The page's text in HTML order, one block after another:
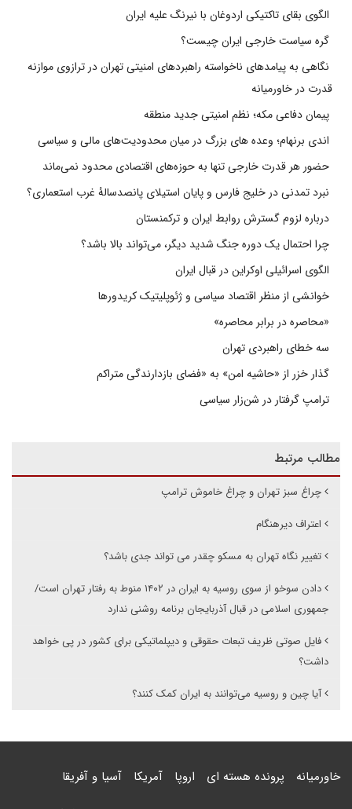
الگوی بقای تاکتیکی اردوغان با نیرنگ علیه ایران
گره سیاست خارجی ایران چیست؟
نگاهی به پیامدهای ناخواسته راهبردهای امنیتی تهران در ترازوی موازنه
قدرت در خاورمیانه
پیمان دفاعی مکه؛ نظم امنیتی جدید منطقه
اندی برنهام؛ وعده های بزرگ در میان محدودیت‌های مالی و سیاسی
حضور هر قدرت خارجی تنها به حوزه‌های اقتصادی محدود نمی‌ماند
نبرد تمدنی در خلیج فارس و پایان استیلای پانصدسالۀ غرب استعماری؟
درباره لزوم گسترش روابط ایران و ترکمنستان
چرا احتمال یک دوره جنگ شدید دیگر، می‌تواند بالا باشد؟
الگوی اسرائیلی اوکراین در قبال ایران
خوانشی از منظر اقتصاد سیاسی و ژئوپلیتیک کریدورها
«محاصره در برابر محاصره»
سه خطای راهبردی تهران
گذار خزر از «حاشیه امن» به «فضای بازدارندگی متراکم
ترامپ گرفتار در شن‌زار سیاسی
مطالب مرتبط
چراغ سبز تهران و چراغ خاموش ترامپ
اعتراف دیرهنگام
تغییر نگاه تهران به مسکو چقدر می تواند جدی باشد؟
دادن سوخو از سوی روسیه به ایران در ۱۴۰۲ منوط به رفتار تهران است/
جمهوری اسلامی در قبال آذربایجان برنامه روشنی ندارد
فایل صوتی ظریف تبعات حقوقی و دیپلماتیکی برای کشور در پی خواهد
داشت؟
آیا چین و روسیه می‌توانند به ایران کمک کنند؟
خاورمیانه پرونده هسته ای اروپا آمریکا آسیا و آفریقا